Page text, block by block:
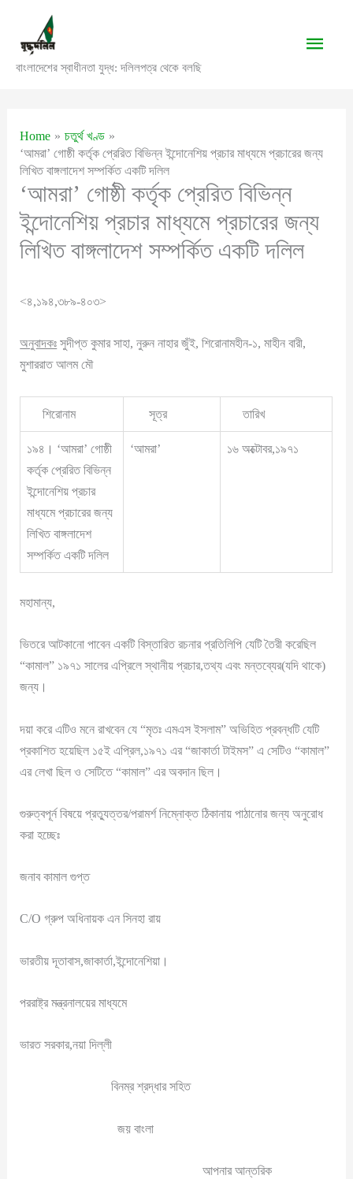
content
বাংলাদেশের স্বাধীনতা যুদ্ধ: দলিলপত্র থেকে বলছি
Main
Home
চতুর্থ খণ্ড
‘আমরা’ গোষ্ঠী কর্তৃক প্রেরিত বিভিন্ন ইন্দোনেশিয় প্রচার মাধ্যমে প্রচারের জন্য
লিখিত বাঙ্গলাদেশ সম্পর্কিত একটি দলিল
‘আমরা’ গোষ্ঠী কর্তৃক প্রেরিত বিভিন্ন
ইন্দোনেশিয় প্রচার মাধ্যমে প্রচারের জন্য
লিখিত বাঙ্গলাদেশ সম্পর্কিত একটি দলিল
<৪,১৯৪,৩৮৯-৪০৩>
অনুবাদকঃ সুদীপ্ত কুমার সাহা, নুরুন নাহার জুঁই, শিরোনামহীন-১, মাহীন বারী,
মুশাররাত আলম মৌ
শিরোনাম সূত্র তারিখ
১৯৪। ‘আমরা’ গোষ্ঠী
কর্তৃক প্রেরিত বিভিন্ন
ইন্দোনেশিয় প্রচার
মাধ্যমে প্রচারের জন্য
লিখিত বাঙ্গলাদেশ
সম্পর্কিত একটি দলিল
‘আমরা’ ১৬ অক্টোবর,১৯৭১
মহামান্য,
ভিতরে আটকানো পাবেন একটি বিস্তারিত রচনার প্রতিলিপি যেটি তৈরী করেছিল
“কামাল” ১৯৭১ সালের এপ্রিলে স্থানীয় প্রচার,তথ্য এবং মন্তব্যের(যদি থাকে)
জন্য।
দয়া করে এটিও মনে রাখবেন যে “মৃতঃ এমএস ইসলাম” অভিহিত প্রবন্ধটি যেটি
প্রকাশিত হয়েছিল ১৫ই এপ্রিল,১৯৭১ এর “জাকার্তা টাইমস” এ সেটিও “কামাল”
এর লেখা ছিল ও সেটিতে “কামাল” এর অবদান ছিল।
গুরুত্বপূর্ন বিষয়ে প্রত্যুত্তর/পরামর্শ নিম্নোক্ত ঠিকানায় পাঠানোর জন্য অনুরোধ
করা হচ্ছেঃ
জনাব কামাল গুপ্ত
C/O গ্রুপ অধিনায়ক এন সিনহা রায়
ভারতীয় দূতাবাস,জাকার্তা,ইন্দোনেশিয়া।
পররাষ্ট্র মন্ত্রনালয়ের মাধ্যমে
ভারত সরকার,নয়া দিল্লী
বিনম্র শ্রদ্ধার সহিত
জয় বাংলা
আপনার আন্তরিক